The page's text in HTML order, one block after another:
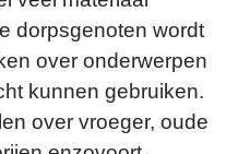
dorpsgenoten wordt
over onderwerpen
kunnen gebruiken.
over vroeger, oude